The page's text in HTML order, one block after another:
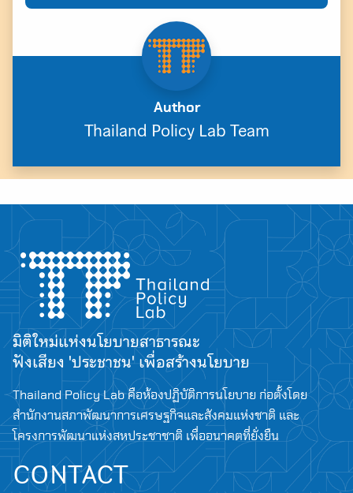
for:
Author
Thailand Policy Lab Team
มิติใหม่แห่งนโยบายสาธารณะ
ฟังเสียง 'ประชาชน' เพื่อสร้างนโยบาย
Thailand Policy Lab คือห้องปฏิบัติการนโยบาย ก่อตั้งโดย
สำนักงานสภาพัฒนาการเศรษฐกิจและสังคมแห่งชาติ และ
โครงการพัฒนาแห่งสหประชาชาติ เพื่ออนาคตที่ยั่งยืน
CONTACT